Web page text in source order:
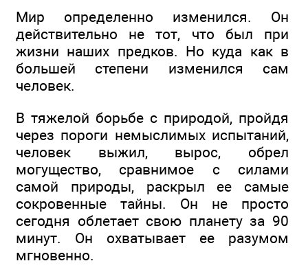
Мир определенно изменился. Он
действительно не тот, что был при
жизни наших предков. Но куда как в
большей степени изменился сам
человек.
В тяжелой борьбе с природой, пройдя
через пороги немыслимых испытаний,
человек выжил, вырос, обрел
могущество, сравнимое с силами
самой природы, раскрыл ее самые
сокровенные тайны. Он не просто
сегодня облетает свою планету за 90
минут. Он охватывает ее разумом
мгновенно.